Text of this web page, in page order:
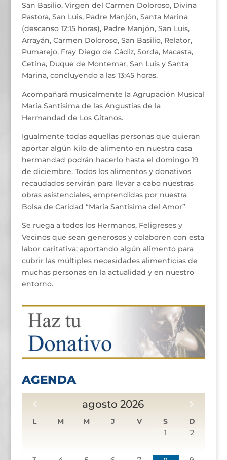
San Basilio, Virgen del Carmen Doloroso, Divina
Pastora, San Luis, Padre Manjón, Santa Marina
(descanso 12:15 horas), Padre Manjón, San Luis,
Arrayán, Carmen Doloroso, San Basilio, Relator,
Pumarejo, Fray Diego de Cádiz, Sorda, Macasta,
Cetina, Duque de Montemar, San Luis y Santa
Marina, concluyendo a las 13:45 horas.
Acompañará musicalmente la Agrupación Musical
María Santísima de las Angustias de la
Hermandad de Los Gitanos.
Igualmente todas aquellas personas que quieran
aportar algún kilo de alimento en nuestra casa
hermandad podrán hacerlo hasta el domingo 19
de diciembre. Todos los alimentos y donativos
recaudados servirán para llevar a cabo nuestras
obras asistenciales, emprendidas por nuestra
Bolsa de Caridad “María Santísima del Amor”
Se ruega a todos los Hermanos, Feligreses y
Vecinos que sean generosos y colaboren con esta
labor caritativa; aportando algún alimento para
cubrir las múltiples necesidades alimenticias de
muchas personas en la actualidad y en nuestro
entorno.
AGENDA
agosto 2026
L M M J V S
D
1
2